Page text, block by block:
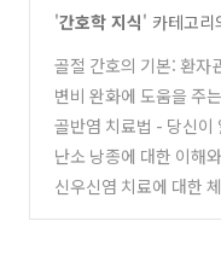
'간호학 지식' 카테고리
골절 간호의 기본: 환자
(0)
변비 완화에 도움을 주
(1)
골반염 치료법 - 당신이
난소 낭종에 대한 이해
신우신염 치료에 대한